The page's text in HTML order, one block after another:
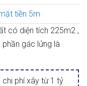
tiền 5m
có diện tích 225m2 ,
phần gác lửng là
chi phí xây từ 1 tỷ